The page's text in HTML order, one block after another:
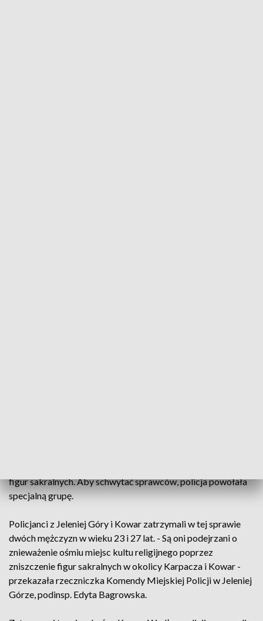
figur sakralnych. Aby schwytać sprawców, policja powołała
specjalną grupę.
Policjanci z Jeleniej Góry i Kowar zatrzymali w tej sprawie
dwóch mężczyzn w wieku 23 i 27 lat. - Są oni podejrzani o
znieważenie ośmiu miejsc kultu religijnego poprzez
zniszczenie figur sakralnych w okolicy Karpacza i Kowar -
przekazała rzeczniczka Komendy Miejskiej Policji w Jeleniej
Górze, podinsp. Edyta Bagrowska.